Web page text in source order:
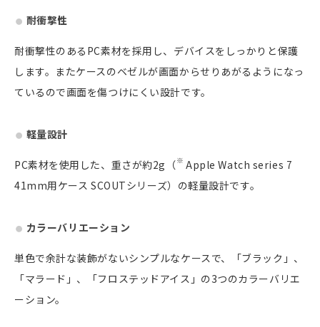
耐衝撃性
耐衝撃性のあるPC素材を採用し、デバイスをしっかりと保護
します。またケースのベゼルが画面からせりあがるようになっ
ているので画面を傷つけにくい設計です。
軽量設計
PC素材を使用した、重さが約2g（※ Apple Watch series 7
41mm用ケース SCOUTシリーズ）の軽量設計です。
カラーバリエーション
単色で余計な装飾がないシンプルなケースで、「ブラック」、
「マラード」、「フロステッドアイス」の3つのカラーバリエ
ーション。